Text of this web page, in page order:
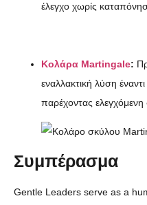
έλεγχο χωρίς
Κολάρα Martingale:
εναλλακτική λύση
παρέχοντας ελεγχόμενη
Συμπέρασμα
Gentle Leaders serve as a